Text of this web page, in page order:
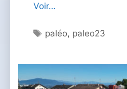
Voir…
Étiquettes
paléo, paleo23